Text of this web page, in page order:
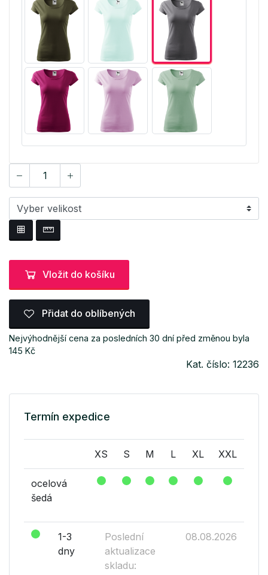
Vložit do košíku
Přidat do oblíbených
Nejvýhodnější cena za posledních 30 dní před změnou byla
145 Kč
Kat. číslo: 12236
Termín expedice
XS S M L XL XXL
ocelová
šedá
1-3
dny
Poslední
aktualizace
skladu:
08.08.2026